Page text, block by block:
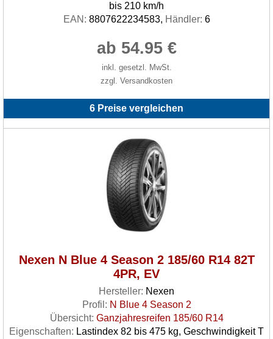
bis 210 km/h
EAN: 8807622234583, Händler: 6
ab 54.95 €
inkl. gesetzl. MwSt.
zzgl. Versandkosten
6 Preise vergleichen
Nexen N Blue 4 Season 2 185/60 R14 82T
4PR, EV
Hersteller: Nexen
Profil: N Blue 4 Season 2
Übersicht: Ganzjahresreifen 185/60 R14
Eigenschaften: Lastindex 82 bis 475 kg, Geschwindigkeit T